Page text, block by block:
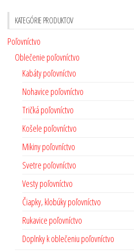
KATEGÓRIE PRODUKTOV
Poľovníctvo
Oblečenie poľovníctvo
Kabáty poľovníctvo
Nohavice poľovníctvo
Tričká poľovníctvo
Košele poľovníctvo
Mikiny poľovníctvo
Svetre poľovníctvo
Vesty poľovníctvo
Čiapky, klobúky poľovníctvo
Rukavice poľovníctvo
Doplnky k oblečeniu poľovníctvo